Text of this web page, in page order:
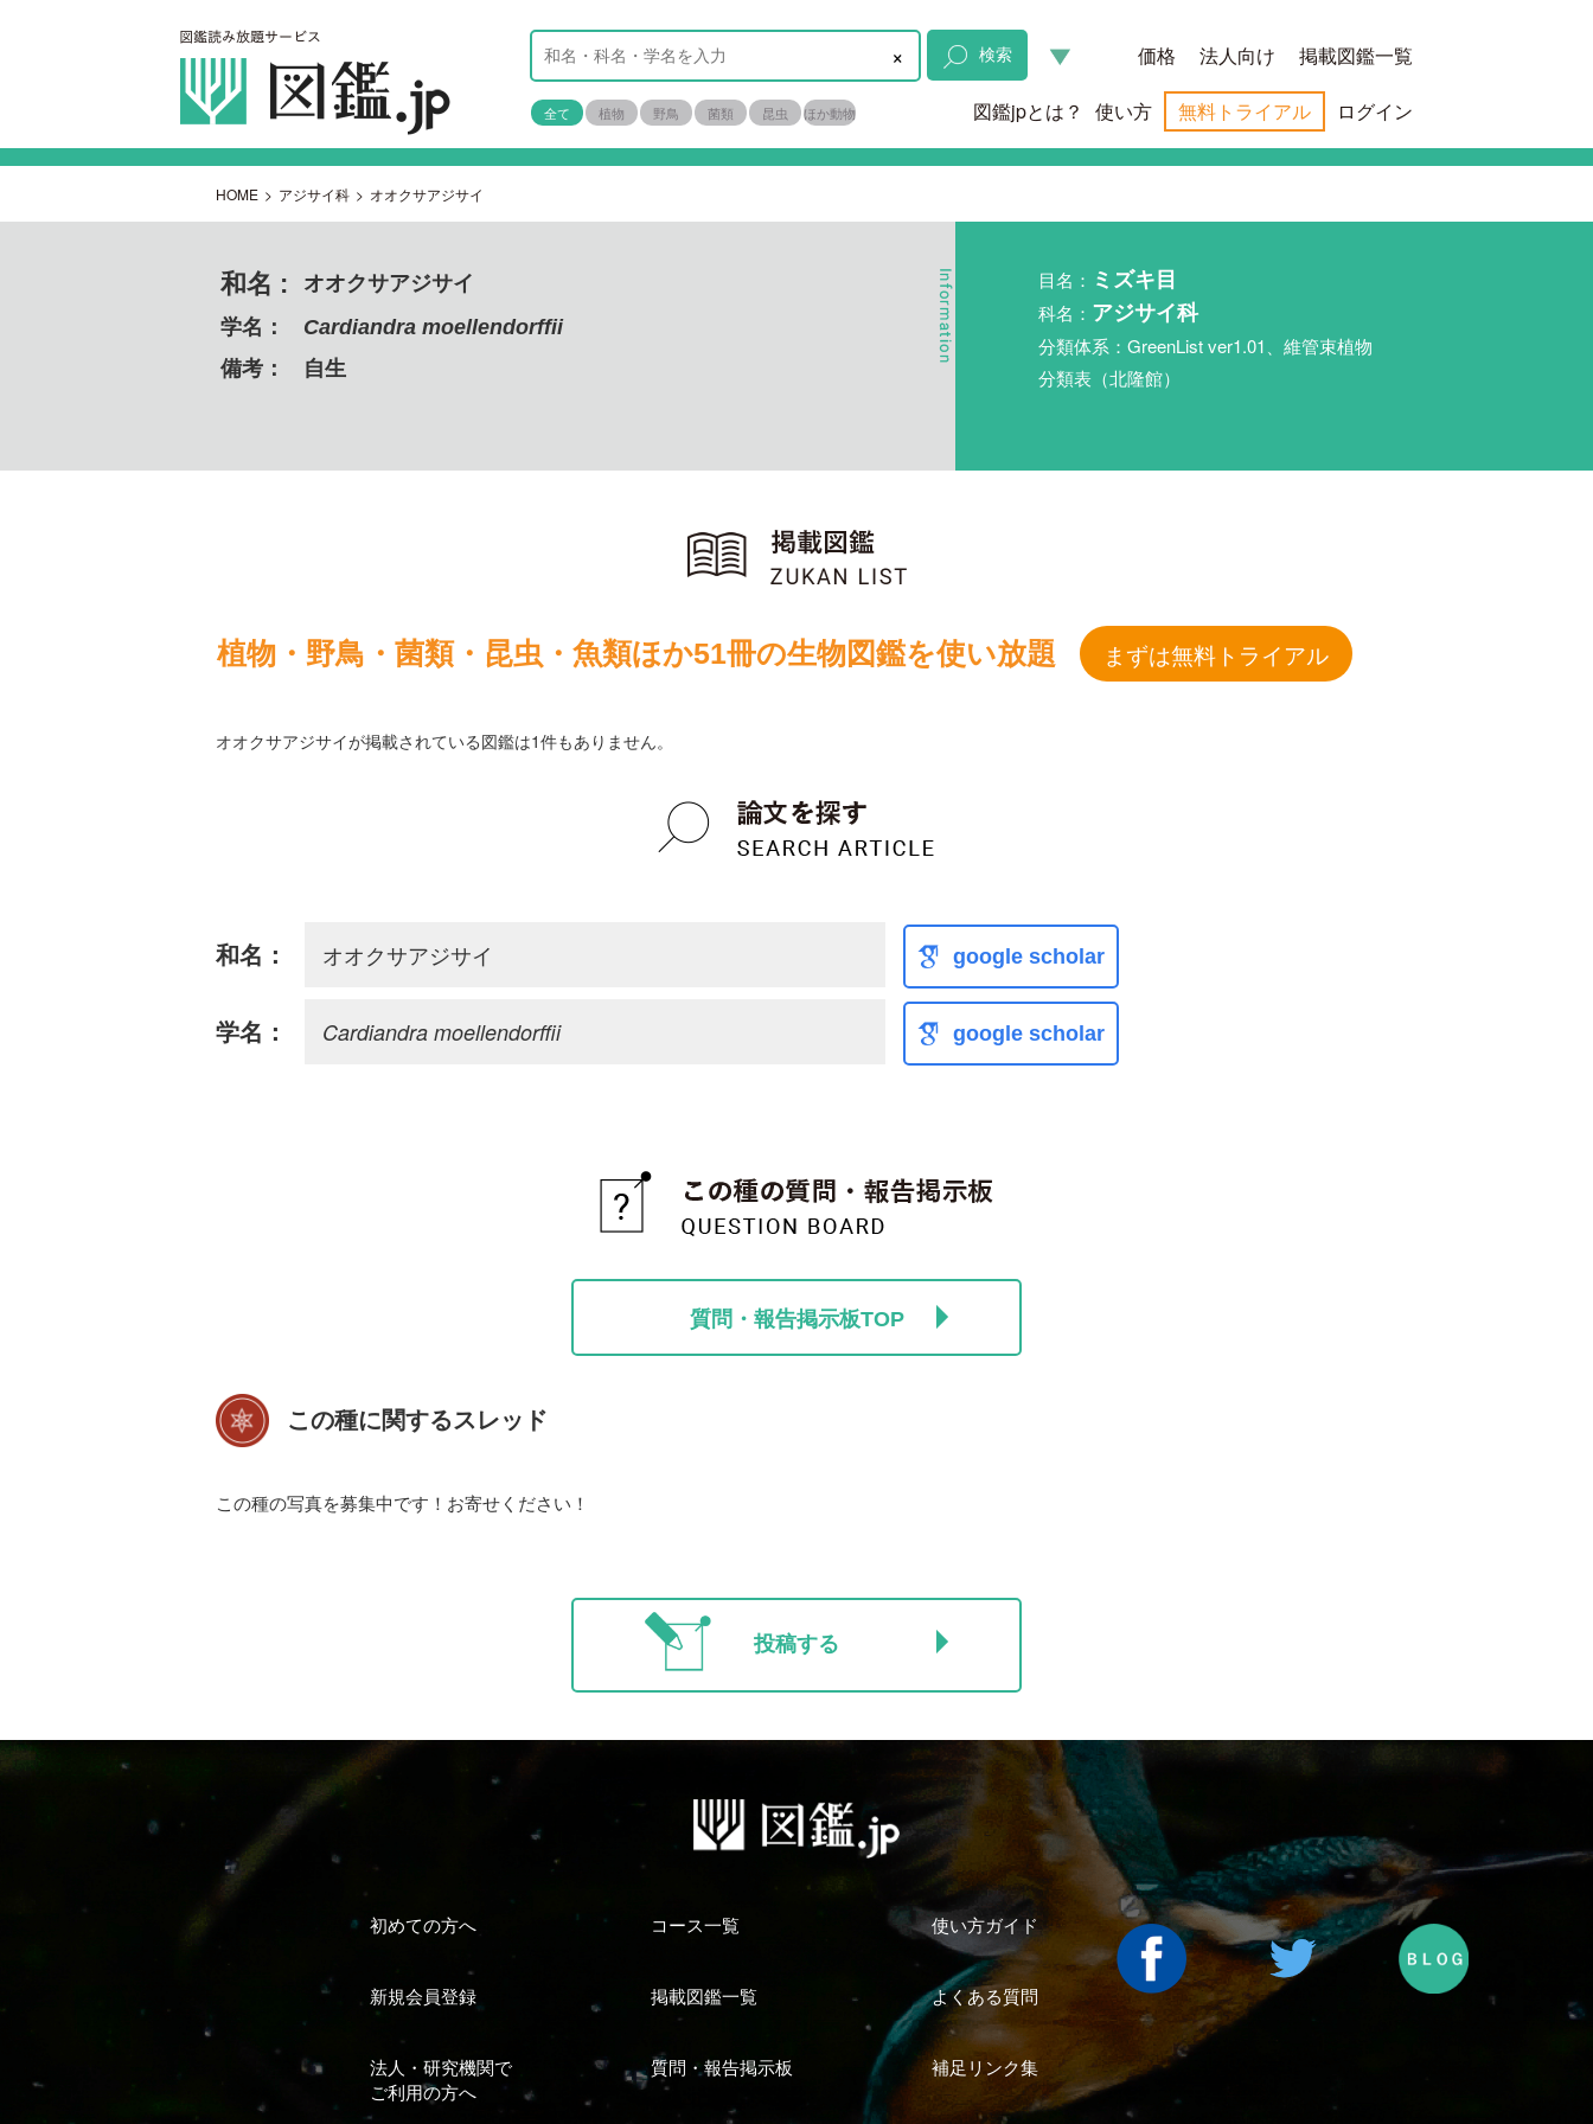
× 検索
全て 植物 野鳥 菌類 昆虫 ほか動物
価格 法人向け 掲載図鑑一覧
図鑑jpとは？ 使い方 無料トライアル ログイン
HOME > アジサイ科 > オオクサアジサイ
和名 :
オオクサアジサイ
学名：
Cardiandra moellendorffii
備考：
自生
目名： ミズキ目
科名： アジサイ科
分類体系：GreenList ver1.01、維管束植物
分類表（北隆館）
植物・野鳥・菌類・昆虫・魚類ほか51冊の生物図鑑を使い放題 まずは無料トライアル
オオクサアジサイが掲載されている図鑑は1件もありません。
和名： オオクサアジサイ google scholar
学名： Cardiandra moellendorffii google scholar
質問・報告掲示板TOP
この種に関するスレッド
この種の写真を募集中です！お寄せください！
投稿する
初めての方へ コース一覧 使い方ガイド
新規会員登録 掲載図鑑一覧 よくある質問
法人・研究機関で
ご利用の方へ
質問・報告掲示板 補足リンク集